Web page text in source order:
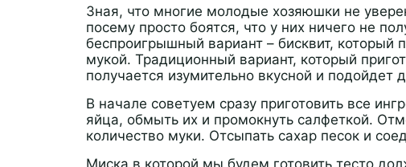
Зная, что многие молодые хозяюшки не
посему просто боятся, что у них ничего не
беспроигрышный вариант – бисквит, который
мукой. Традиционный вариант, который
получается изумительно вкусной и подойдет
В начале советуем сразу приготовить все
яйца, обмыть их и промокнуть салфеткой.
количество муки. Отсыпать сахар песок и
Миска в которой мы будем готовить тесто